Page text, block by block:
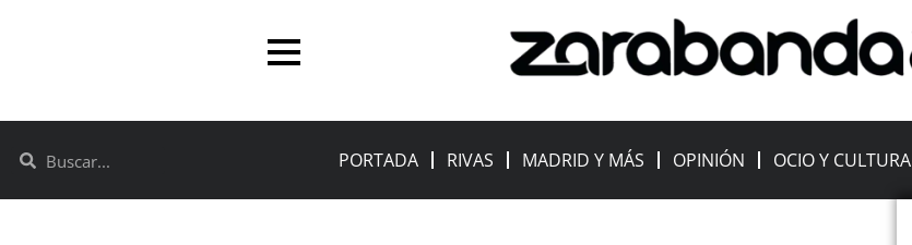
PORTADA RIVAS MADRID Y MÁS OPINIÓN OCIO Y CULTURA